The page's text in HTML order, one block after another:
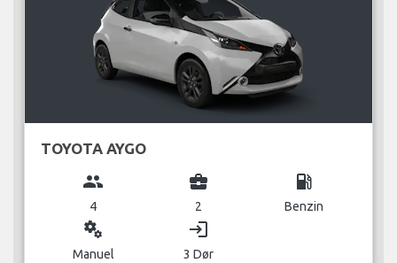
TOYOTA AYGO
group
4
business_center
2
local_gas_station
Benzin
miscellaneous_services
Manuel
login
3 Dør